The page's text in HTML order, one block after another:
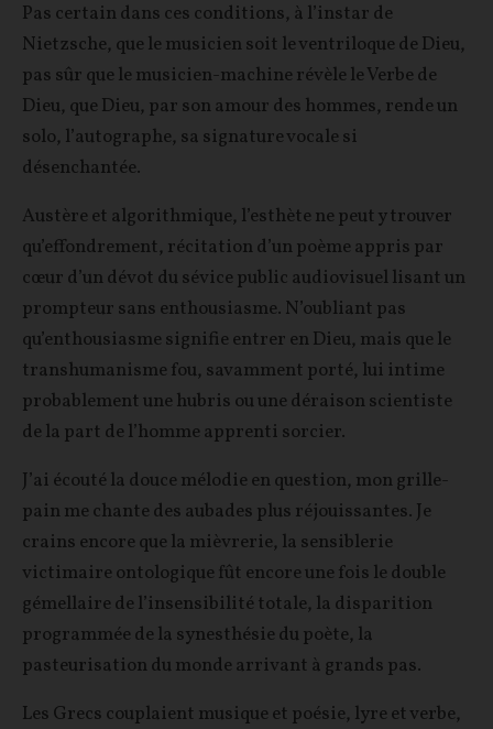
Pas certain dans ces conditions, à l’instar de
Nietzsche, que le musicien soit le ventriloque de Dieu,
pas sûr que le musicien-machine révèle le Verbe de
Dieu, que Dieu, par son amour des hommes, rende un
solo, l’autographe, sa signature vocale si
désenchantée.
Austère et algorithmique, l’esthète ne peut y trouver
qu’effondrement, récitation d’un poème appris par
cœur d’un dévot du sévice public audiovisuel lisant un
prompteur sans enthousiasme. N’oubliant pas
qu’enthousiasme signifie entrer en Dieu, mais que le
transhumanisme fou, savamment porté, lui intime
probablement une hubris ou une déraison scientiste
de la part de l’homme apprenti sorcier.
J’ai écouté la douce mélodie en question, mon grille-
pain me chante des aubades plus réjouissantes. Je
crains encore que la mièvrerie, la sensiblerie
victimaire ontologique fût encore une fois le double
gémellaire de l’insensibilité totale, la disparition
programmée de la synesthésie du poète, la
pasteurisation du monde arrivant à grands pas.
Les Grecs couplaient musique et poésie, lyre et verbe,